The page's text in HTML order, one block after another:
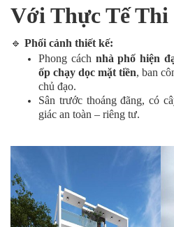
Với Thực Tế Thi
🔹 Phối cảnh thiết kế:
Phong cách nhà phố hiện
ốp chạy dọc mặt tiền, ban
chủ đạo.
Sân trước thoáng đãng, có
giác an toàn – riêng tư.